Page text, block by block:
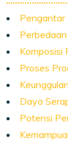
Pengantar
Komposisi
Proses
Daya
Potensi